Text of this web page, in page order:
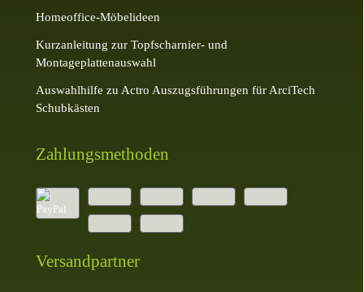
Homeoffice-Möbelideen
Kurzanleitung zur Topfscharnier- und
Montageplattenauswahl
Auswahlhilfe zu Actro Auszugsführungen für ArciTech
Schubkästen
Zahlungsmethoden
Versandpartner